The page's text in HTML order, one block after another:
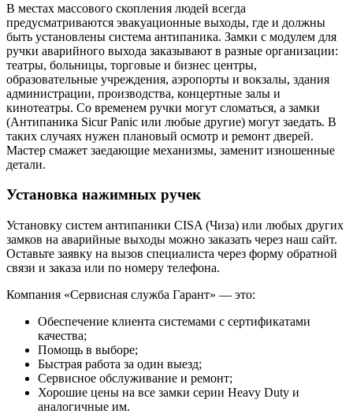
В местах массового скопления людей всегда
предусматриваются эвакуационные выходы, где и должны
быть установлены система антипаника. Замки с модулем для
ручки аварийного выхода заказывают в разные организации:
театры, больницы, торговые и бизнес центры,
образовательные учреждения, аэропорты и вокзалы, здания
администрации, производства, концертные залы и
кинотеатры. Со временем ручки могут сломаться, а замки
(Антипаника Sicur Panic или любые другие) могут заедать. В
таких случаях нужен плановый осмотр и ремонт дверей.
Мастер смажет заедающие механизмы, заменит изношенные
детали.
Установка нажимных ручек
Установку систем антипаники CISA (Чиза) или любых других
замков на аварийные выходы можно заказать через наш сайт.
Оставьте заявку на вызов специалиста через форму обратной
связи и заказа или по номеру телефона.
Компания «Сервисная служба Гарант» — это:
Обеспечение клиента системами с сертификатами
качества;
Помощь в выборе;
Быстрая работа за один выезд;
Сервисное обслуживание и ремонт;
Хорошие цены на все замки серии Heavy Duty и
аналогичные им.